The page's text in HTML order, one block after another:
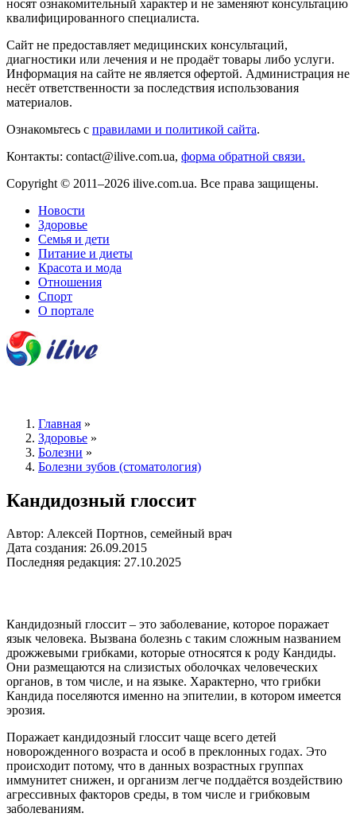
носят ознакомительный характер и не заменяют консультацию
квалифицированного специалиста.
Сайт не предоставляет медицинских консультаций,
диагностики или лечения и не продаёт товары либо услуги.
Информация на сайте не является офертой. Администрация не
несёт ответственности за последствия использования
материалов.
Ознакомьтесь с правилами и политикой сайта.
Контакты: contact@ilive.com.ua, форма обратной связи.
Copyright © 2011–2026 ilive.com.ua. Все права защищены.
Новости
Здоровье
Семья и дети
Питание и диеты
Красота и мода
Отношения
Спорт
О портале
Главная »
Здоровье »
Болезни »
Болезни зубов (стоматология)
Кандидозный глоссит
Автор: Алексей Портнов, семейный врач
Дата создания: 26.09.2015
Последняя редакция: 27.10.2025
Кандидозный глоссит – это заболевание, которое поражает
язык человека. Вызвана болезнь с таким сложным названием
дрожжевыми грибками, которые относятся к роду Кандиды.
Они размещаются на слизистых оболочках человеческих
органов, в том числе, и на языке. Характерно, что грибки
Кандида поселяются именно на эпителии, в котором имеется
эрозия.
Поражает кандидозный глоссит чаще всего детей
новорожденного возраста и особ в преклонных годах. Это
происходит потому, что в данных возрастных группах
иммунитет снижен, и организм легче поддаётся воздействию
агрессивных факторов среды, в том числе и грибковым
заболеваниям.